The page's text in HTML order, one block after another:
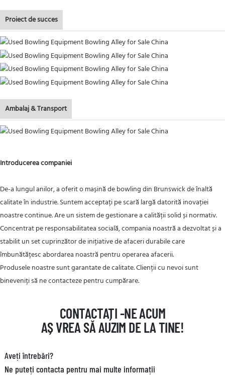
Proiect de succes
Ambalaj & Transport
Introducerea companiei
De-a lungul anilor, a oferit o mașină de bowling din Brunswick de înaltă
calitate în industrie. Suntem acceptați pe scară largă datorită inovației
noastre continue. Are un sistem de gestionare a calității solid și normativ.
Concentrat pe responsabilitatea socială, compania noastră a dezvoltat și a
stabilit un set cuprinzător de inițiative de afaceri durabile care
îmbunătățesc abordarea noastră pentru operarea afacerii.
Produsele noastre sunt garantate de calitate. Clienții cu nevoi sunt
bineveniți să ne contacteze pentru cumpărare.
CONTACTAȚI -NE ACUM
AȘ VREA SĂ AUZIM DE LA TINE!
Aveți întrebări?
Ne puteți contacta pentru mai multe informații